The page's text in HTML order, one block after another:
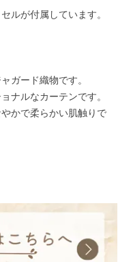
ルが付属しています。
ガード織物です。
ナルなカーテンです。
かで柔らかい肌触りで